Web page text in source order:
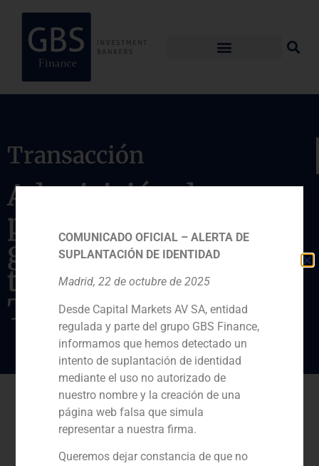
Transacción
Adquisición de una
participación en el
grupo de
teleradiología
Telemedicine Clinic
COMUNICADO OFICIAL – ALERTA DE
SUPLANTACIÓN DE IDENTIDAD
Madrid, 22 de octubre de 2025
Desde Capital Markets AV SA, entidad
regulada y parte del grupo GBS Finance,
informamos que hemos detectado un
intento de suplantación de identidad
mediante el uso no autorizado de
nuestro nombre y la creación de una
página web falsa que simula
representar a nuestra firma.
Queremos dejar constancia de que no